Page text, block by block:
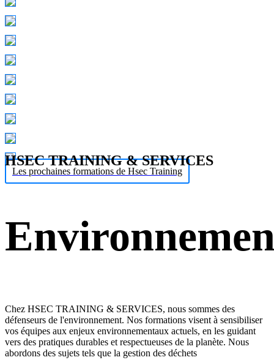
Les prochaines formations de Hsec Training
HSEC TRAINING & SERVICES
Chez HSEC TRAINING & SERVICES, nous sommes des
défenseurs de l'environnement. Nos formations visent à sensibiliser
vos équipes aux enjeux environnementaux actuels, en les guidant
vers des pratiques durables et respectueuses de la planète. Nous
abordons des sujets tels que la gestion des déchets